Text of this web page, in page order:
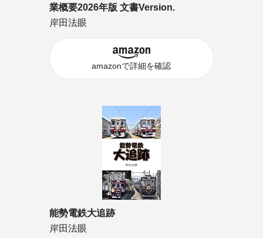
業概要2026年版 文書Version.
岸田法眼
amazonで詳細を確認
能勢電鉄大追跡
岸田法眼